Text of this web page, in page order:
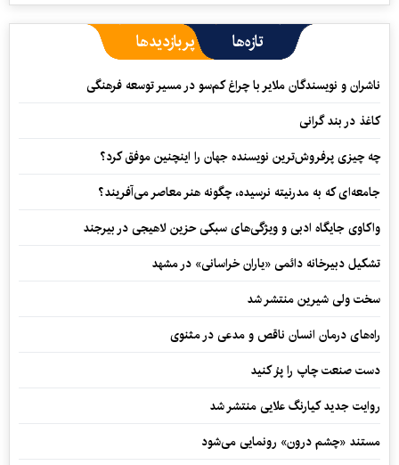
تازه‌ها پربازدیدها
ناشران و نویسندگان ملایر با چراغ کم‌سو در مسیر توسعه فرهنگی
کاغذ در بند گرانی
چه چیزی پرفروش‌ترین نویسنده جهان را اینچنین موفق کرد؟
جامعه‌ای که به مدرنیته نرسیده، چگونه هنر معاصر می‌آفریند؟
واکاوی جایگاه ادبی و ویژگی‌های سبکی حزین لاهیجی در بیرجند
تشکیل دبیرخانه دائمی «یاران خراسانی» در مشهد
سخت ولی شیرین منتشر شد
راه‌های درمان انسان ناقص و مدعی در مثنوی
دست صنعت چاپ را پرُ کنید
روایت جدید کیارنگ علایی منتشر شد
مستند «چشم درون» رونمایی می‌شود